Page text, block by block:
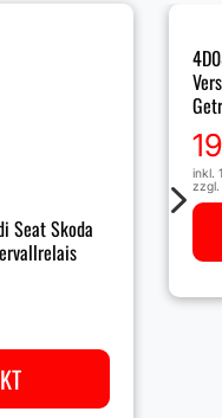
Seat Skoda
inkl.
zzgl.
5